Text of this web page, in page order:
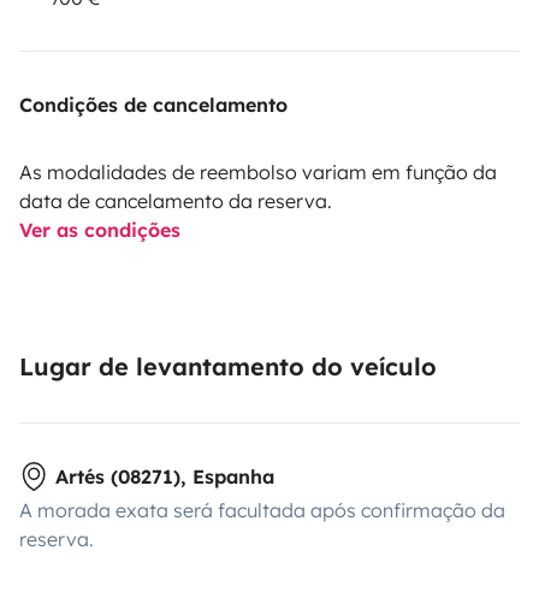
Condições de cancelamento
As modalidades de reembolso variam em função da
data de cancelamento da reserva.
Ver as condições
Lugar de levantamento do veículo
Artés (08271), Espanha
A morada exata será facultada após confirmação da
reserva.